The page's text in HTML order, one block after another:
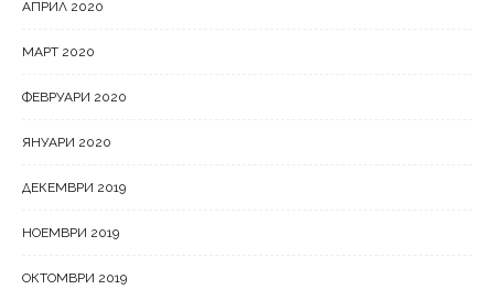
АПРИЛ 2020
МАРТ 2020
ФЕВРУАРИ 2020
ЯНУАРИ 2020
ДЕКЕМВРИ 2019
НОЕМВРИ 2019
ОКТОМВРИ 2019